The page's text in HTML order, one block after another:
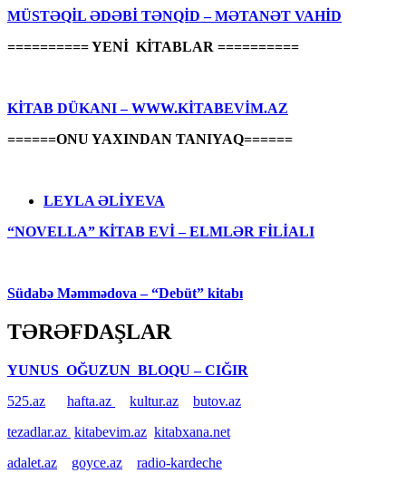
MÜSTƏQİL ƏDƏBİ TƏNQİD – MƏTANƏT VAHİD
========== YENİ KİTABLAR ==========
KİTAB DÜKANI – WWW.KİTABEVİM.AZ
======ONU YAXINDAN TANIYAQ======
LEYLA ƏLİYEVA
“NOVELLA” KİTAB EVİ – ELMLƏR FİLİALI
Südabə Məmmədova – “Debüt” kitabı
TƏRƏFDAŞLAR
YUNUS OĞUZUN BLOQU – CIĞIR
525.az
hafta.az kultur.az
butov.az
tezadlar.az kitabevim.az kitabxana.net
adalet.az
goyce.az
radio-kardeche